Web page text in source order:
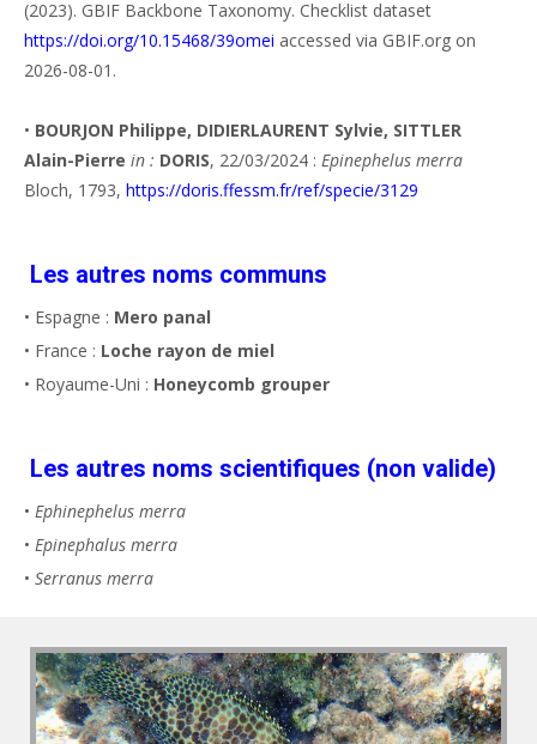
(2023). GBIF Backbone Taxonomy. Checklist dataset
https://doi.org/10.15468/39omei accessed via GBIF.org on
2026-08-01.
• BOURJON Philippe, DIDIERLAURENT Sylvie, SITTLER
Alain-Pierre in : DORIS, 22/03/2024 : Epinephelus merra
Bloch, 1793, https://doris.ffessm.fr/ref/specie/3129
Les autres noms communs
• Espagne : Mero panal
• France : Loche rayon de miel
• Royaume-Uni : Honeycomb grouper
Les autres noms scientifiques (non valide)
• Ephinephelus merra
• Epinephalus merra
• Serranus merra